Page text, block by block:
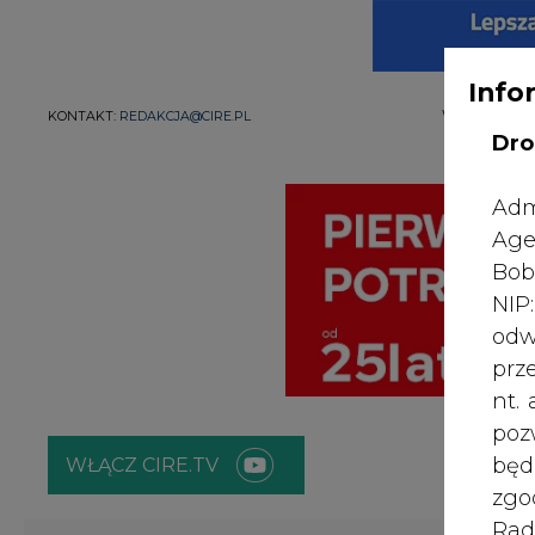
KONTAKT: REDAKCJA@CIRE.PL WYDAWCA
WŁĄCZ CIRE.TV
nt.